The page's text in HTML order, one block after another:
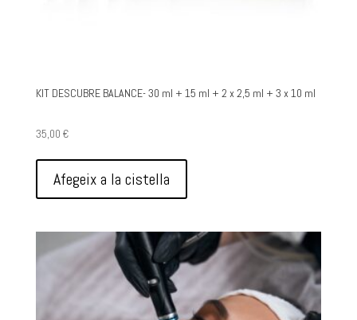
KIT DESCUBRE BALANCE- 30 ml + 15 ml + 2 x 2,5 ml + 3 x 10 ml
35,00 €
Afegeix a la cistella